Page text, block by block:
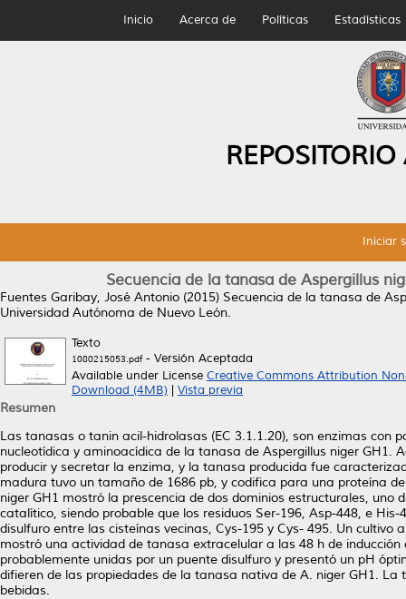
Inicio Acerca de Políticas Estadísticas
Iniciar
Secuencia de la tanasa de Aspergillus
Fuentes Garibay, José Antonio (2015) Secuencia de la tanasa de
Universidad Autónoma de Nuevo León.
Texto
1080215053.pdf- Versión Aceptada
Available under License Creative Commons Attribution
Download (4MB)
Vista previa
Resumen
Las tanasas o tanin acil-hidrolasas (EC 3.1.1.20), son enzimas con
nucleotídica y aminoacídica de la tanasa de Aspergillus niger GH1.
producir y secretar la enzima, y la tanasa producida fue
madura tuvo un tamaño de 1686 pb, y codifica para una proteína
niger GH1 mostró la prescencia de dos dominios estructurales,
catalítico, siendo probable que los residuos Ser-196, Asp-448, e
disulfuro entre las cisteínas vecinas, Cys-195 y Cys- 495. Un
mostró una actividad de tanasa extracelular a las 48 h de
probablemente unidas por un puente disulfuro y presentó un pH
difieren de las propiedades de la tanasa nativa de A. niger GH1.
bebidas.